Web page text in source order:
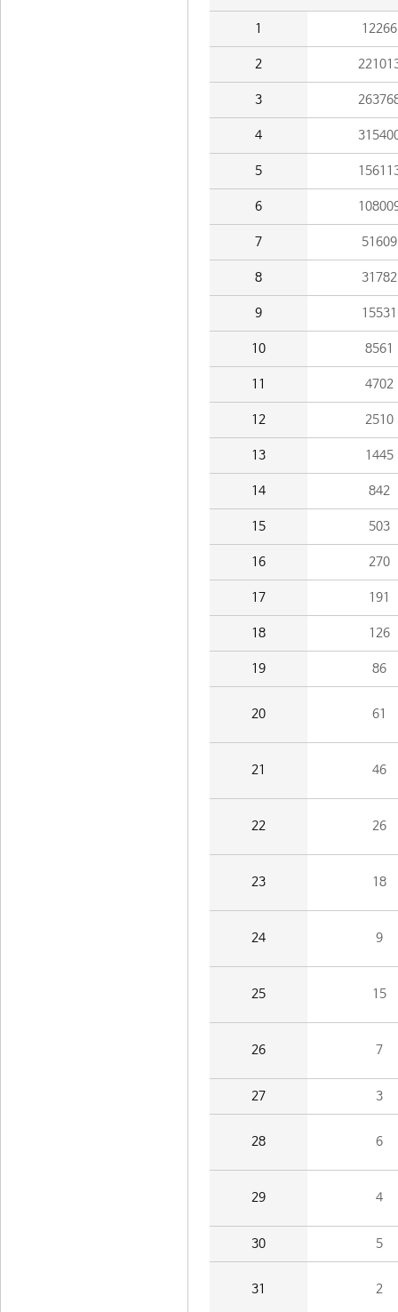
1 12266
2
3
4
5
6
7 51609
8 31782
9 15531
10 8561
11 4702
12 2510
13 1445
14 842
15 503
16 270
17 191
18 126
19 86
20 61
21 46
22 26
23 18
24 9
25 15
26 7
27 3
28 6
29 4
30 5
31 2